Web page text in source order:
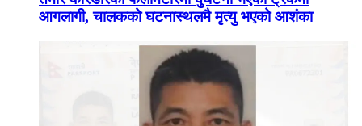
आगलागी, चालकको घटनास्थलमै मृत्यु भएको आशंका